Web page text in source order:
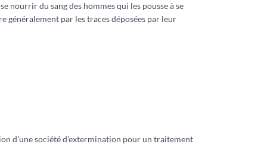
nourrir du sang des hommes qui les pousse à se
généralement par les traces déposées par leur
d’une société d’extermination pour un traitement